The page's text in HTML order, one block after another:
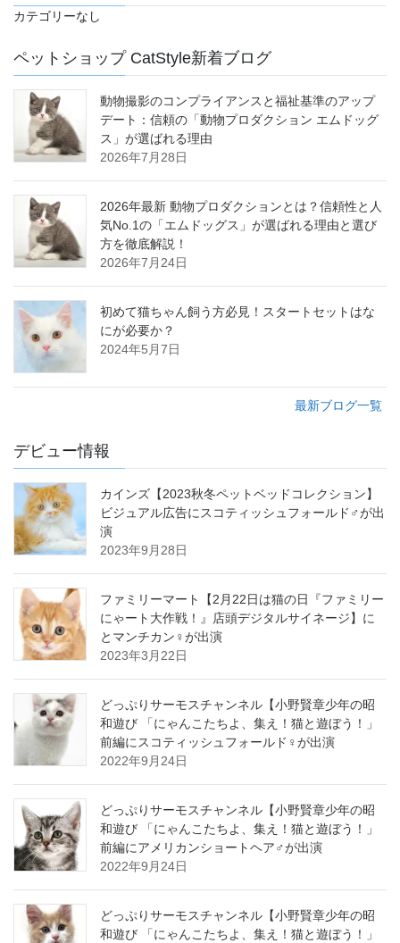
カテゴリーなし
ペットショップ CatStyle新着ブログ
動物撮影のコンプライアンスと福祉基準のアップ
デート：信頼の「動物プロダクション エムドッグ
ス」が選ばれる理由
2026年7月28日
2026年最新 動物プロダクションとは？信頼性と人
気No.1の「エムドッグス」が選ばれる理由と選び
方を徹底解説！
2026年7月24日
初めて猫ちゃん飼う方必見！スタートセットはな
にが必要か？
2024年5月7日
最新ブログ一覧
デビュー情報
カインズ【2023秋冬ペットベッドコレクション】
ビジュアル広告にスコティッシュフォールド♂が出
演
2023年9月28日
ファミリーマート【2月22日は猫の日『ファミリー
にゃート大作戦！』店頭デジタルサイネージ】に
とマンチカン♀が出演
2023年3月22日
どっぷりサーモスチャンネル【小野賢章少年の昭
和遊び 「にゃんこたちよ、集え！猫と遊ぼう！」
前編にスコティッシュフォールド♀が出演
2022年9月24日
どっぷりサーモスチャンネル【小野賢章少年の昭
和遊び 「にゃんこたちよ、集え！猫と遊ぼう！」
前編にアメリカンショートヘア♂が出演
2022年9月24日
どっぷりサーモスチャンネル【小野賢章少年の昭
和遊び 「にゃんこたちよ、集え！猫と遊ぼう！」